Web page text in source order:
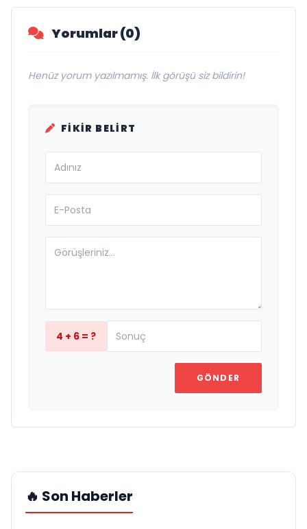
Yorumlar (0)
Henüz yorum yazılmamış. İlk görüşü siz bildirin!
FIKIR BELIRT
4 + 6 = ?
GÖNDER
🔥 Son Haberler